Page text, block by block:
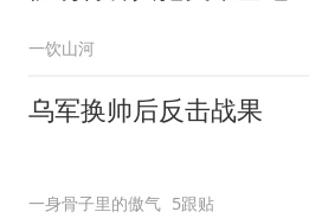
眼瞎
一饮山河
乌军换帅后反击战果
一身骨子里的傲气 5跟贴